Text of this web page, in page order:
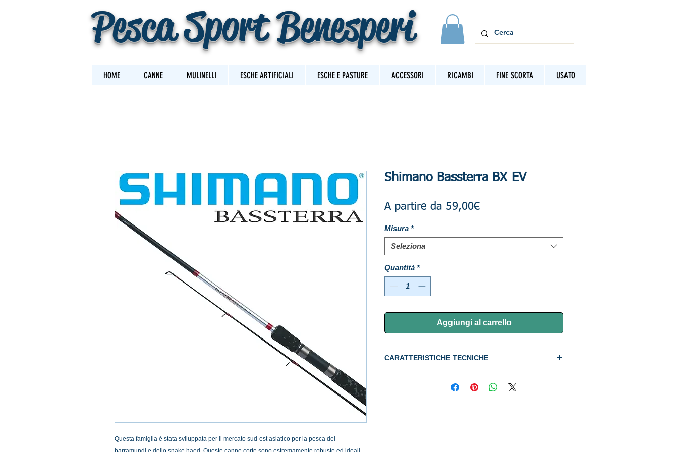
Pesca Sport Benesperi
HOME CANNE MULINELLI ESCHE ARTIFICIALI ESCHE E PASTURE ACCESSORI RICAMBI FINE SCORTA USATO
Questa famiglia è stata sviluppata per il mercato sud-est asiatico per la pesca del
Shimano Bassterra BX EV
A partire da 59,00€Prezzo
Misura *
Seleziona
Quantità *
Aggiungi al carrello
CARATTERISTICHE TECNICHE
: ft. 6'0" - gr.5-20 - lb. 8-16